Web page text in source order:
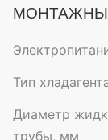
Тип
Диаметр
трубы, мм